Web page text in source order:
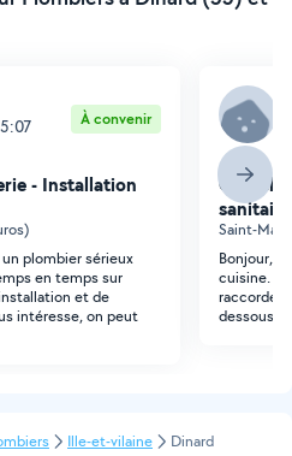
À convenir
- Installation
plombier sérieux
en temps sur
et de
intéresse, on peut
sanitaire
Saint-
Bonjour,
cuisine.
raccordé
dessous.
Ille-et-vilaine Dinard